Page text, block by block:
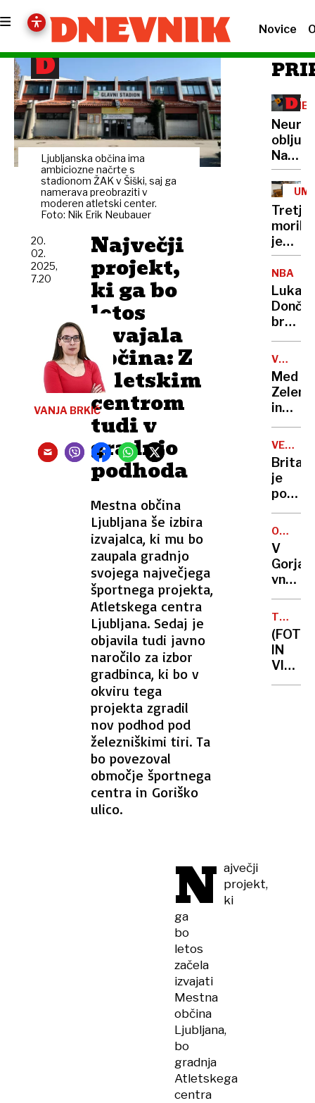
Novice
Ljubljanska občina ima
ambiciozne načrte s
stadionom ŽAK v Šiški, saj ga
namerava preobraziti v
moderen atletski center.
Foto: Nik Erik Neubauer
Največji
projekt,
ki ga bo
letos
izvajala
občina: Z
atletskim
centrom
tudi v
gradnjo
podhoda
Mestna občina
Ljubljana še izbira
izvajalca, ki mu bo
zaupala gradnjo
svojega največjega
športnega projekta,
Atletskega centra
Ljubljana. Sedaj je
objavila tudi javno
naročilo za izbor
gradbinca, ki bo v
okviru tega
projekta zgradil
nov podhod pod
železniškimi tiri. Ta
bo povezoval
območje športnega
centra in Goriško
ulico.
20.
02.
2025,
7.20
VANJA BRKIĆ
N ajvečji
projekt,
ki
ga
bo
letos
začela
izvajati
Mestna
občina
Ljubljana,
bo
gradnja
Atletskega
centra
Najeta​
še
vedno
pod
IN
morilk
je
bila
tudi
žrtev
nasilja
NBA
Luka
Dončić
brez
po
napeti
VOJNA
VMed
in
je
počilo
VELIKA
je
v
(ne)mir
VODE
V
Gorjah
apel
k
boljši
zaščiti
vodnih
virov
TRG
(FOTO
IN
VIDEO)
Janša: